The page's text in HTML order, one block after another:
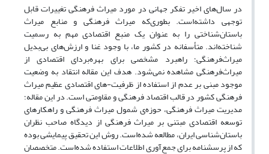
در سال‌های اخیر تفکر جهانی در مورد میراث فرهنگی تغییرات قابل
توجهی داشته‌است. بطوری‌که میراث فرهنگی و منابع میراث
باستان‌شناختی را به عنوان یک منبع اقتصادی مهم به رسمیت
شناخته‌اند. متأسفانه در کشور ما، با وجود غنا و ارزش‌های بی‌بدیل
میراث‌فرهنگی؛ راهبرد مشخصی برای بهره‌بردای اقتصادی از
میراث‌فرهنگی مشاهده نمی‌شود. هدف این مقاله انتقاد به وضعیت
موجود مبنی بر عدم از استفاده از ظرفیت-های اقتصادی عظیم میراث
فرهنگی کشور در قالب اقتصاد فرهنگی و مقاومتی است. در این مقاله؛
مدیریت میراث فرهنگی، حوزه‌ی شمول میراث فرهنگی و راهکارهای
توسعه اقتصادی مبتنی بر میراث فرهنگی از دیدگاه صاحب نظران
باستان‌شناسی ایران، مطالعه شده‌است. روش این تحقیق پیمایشی بوده
که از پرسشنامه برای جمع‌آوری اطلاعات استفاده شده‌است. متخصصان